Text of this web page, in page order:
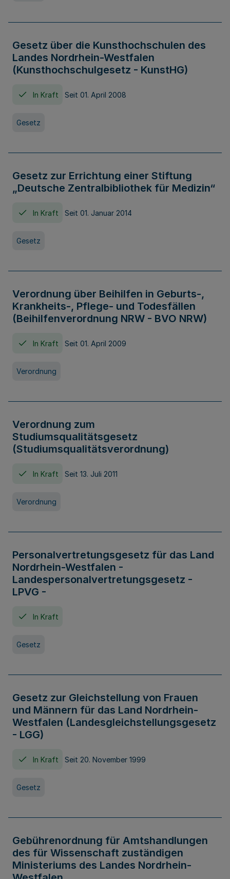
Gesetz über die Kunsthochschulen des
Landes Nordrhein-Westfalen
(Kunsthochschulgesetz - KunstHG)
In Kraft Seit 01. April 2008
Gesetz
Gesetz zur Errichtung einer Stiftung
„Deutsche Zentralbibliothek für Medizin“
In Kraft Seit 01. Januar 2014
Gesetz
Verordnung über Beihilfen in Geburts-,
Krankheits-, Pflege- und Todesfällen
(Beihilfenverordnung NRW - BVO NRW)
In Kraft Seit 01. April 2009
Verordnung
Verordnung zum
Studiumsqualitätsgesetz
(Studiumsqualitätsverordnung)
In Kraft Seit 13. Juli 2011
Verordnung
Personalvertretungsgesetz für das Land
Nordrhein-Westfalen -
Landespersonalvertretungsgesetz -
LPVG -
In Kraft
Gesetz
Gesetz zur Gleichstellung von Frauen
und Männern für das Land Nordrhein-
Westfalen (Landesgleichstellungsgesetz
- LGG)
In Kraft Seit 20. November 1999
Gesetz
Gebührenordnung für Amtshandlungen
des für Wissenschaft zuständigen
Ministeriums des Landes Nordrhein-